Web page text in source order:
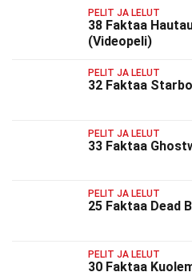
PELIT JA LELUT
38 Faktaa
(Videopeli)
PELIT JA LELUT
32 Faktaa
PELIT JA LELUT
33 Faktaa
PELIT JA LELUT
25 Faktaa Dead
PELIT JA LELUT
30 Faktaa